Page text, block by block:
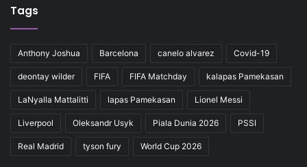
Tags
Anthony Joshua Barcelona canelo alvarez Covid-19
deontay wilder FIFA FIFA Matchday kalapas Pamekasan
LaNyalla Mattalitti lapas Pamekasan Lionel Messi
Liverpool Oleksandr Usyk Piala Dunia 2026 PSSI
Real Madrid tyson fury World Cup 2026